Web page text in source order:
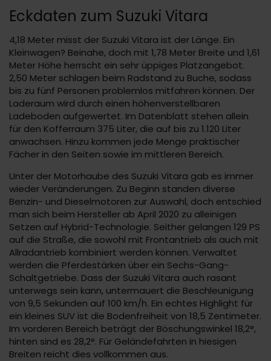
Eckdaten zum Suzuki Vitara
4,18 Meter misst der Suzuki Vitara ist der Länge. Ein
Kleinwagen? Beinahe, doch mit 1,78 Meter Breite und 1,61
Meter Höhe herrscht ein sehr üppiges Platzangebot.
2,50 Meter schlagen beim Radstand zu Buche, sodass
bis zu fünf Personen problemlos mitfahren können. Der
Laderaum wird durch einen höhenverstellbaren
Ladeboden aufgewertet. Im Datenblatt stehen allein
für den Kofferraum 375 Liter, die auf bis zu 1.120 Liter
anwachsen. Hinzu kommen jede Menge praktischer
Fächer in den Seiten sowie im mittleren Bereich.
Unter der Motorhaube des Suzuki Vitara gab es immer
wieder Veränderungen. Zu Beginn standen diverse
Benzin- und Dieselmotoren zur Auswahl, doch entschied
man sich beim Hersteller ab April 2020 zu alleinigen
Setzen auf Hybrid-Technologie. Seither gelangen 129 PS
auf die Straße, die sowohl mit Frontantrieb als auch mit
Allradantrieb kombiniert werden können. Verwaltet
werden die Pferdestärken über ein Sechs-Gang-
Schaltgetriebe. Dass der Suzuki Vitara auch rasant
unterwegs sein kann, untermauert die Beschleunigung
von 9,5 Sekunden auf 100 km/h. Ein echtes Highlight für
ein kleines SUV ist die Bodenfreiheit von 18,5 Zentimeter.
Im vorderen Bereich beträgt der Böschungswinkel 18,2°,
hinten sind es 28,2°. Für Geländefahrten in hiesigen
Breiten reicht dies vollkommen aus.